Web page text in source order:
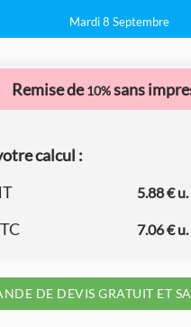
Mardi 8 Septembre
Remise de10%sans
calcul :
5.88 € u.
7.06 € u.
DE DEVIS GRATUIT ET